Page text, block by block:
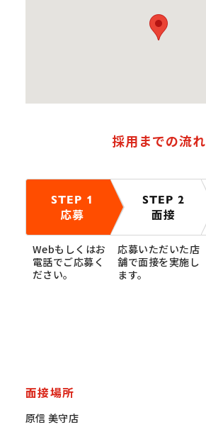
採用までの流れ
STEP 1
応募
Webもしくはお
電話でご応募く
ださい。
STEP 2
面接
応募いただいた店
舗で面接を実施し
ます。
面接場所
原信 美守店